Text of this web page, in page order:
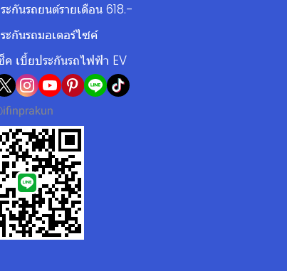
ะกันรถยนต์รายเดือน 618.-
ะกันรถมอเตอร์ไซค์
ค เบี้ยประกันรถไฟฟ้า EV